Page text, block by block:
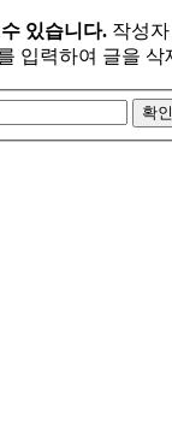
있습니다. 작성
입력하여 글을 삭